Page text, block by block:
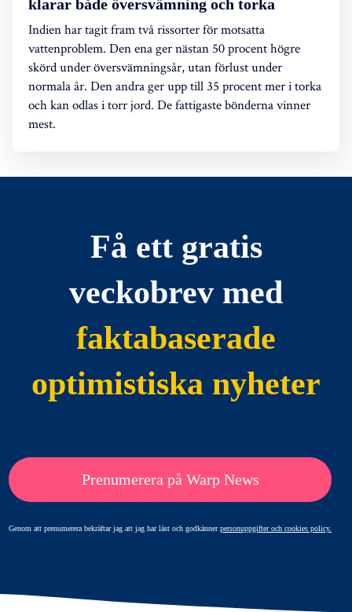
klarar både översvämning och torka
Indien har tagit fram två rissorter för motsatta
vattenproblem. Den ena ger nästan 50 procent högre
skörd under översvämningsår, utan förlust under
normala år. Den andra ger upp till 35 procent mer i torka
och kan odlas i torr jord. De fattigaste bönderna vinner
mest.
Få ett gratis
veckobrev med
faktabaserade
optimistiska nyheter
Prenumerera på Warp News
Genom att prenumerera bekräftar jag att jag har läst och godkännerpersonuppgifter och cookies policy.